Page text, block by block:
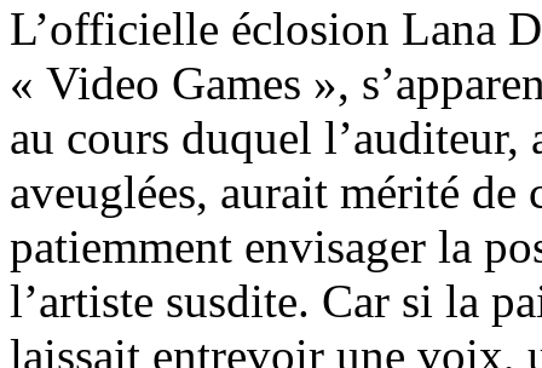
L’officielle éclosion Lana
« Video Games »,
au cours duquel l’auditeur,
aveuglées, aurait mérité de
patiemment envisager la
l’artiste susdite. Car si la
laissait entrevoir une voix,